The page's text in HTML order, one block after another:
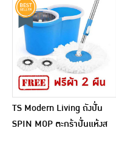
TS Modern Living ถังปั่น
SPIN MOP ตะกร้าปั่นแห้งส